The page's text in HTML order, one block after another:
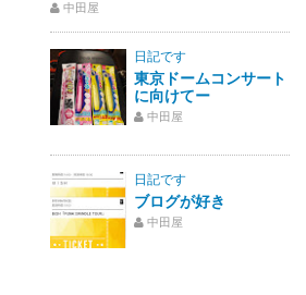
中田屋
日記です
東京ドームコンサート
に向けてー
中田屋
日記です
ブログが好き
中田屋